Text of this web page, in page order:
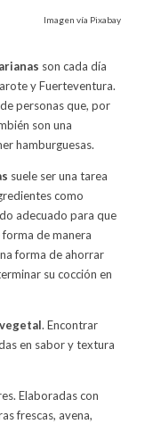
Imagen vía Pixabay
son cada día
y Fuerteventura.
personas que, por
son una
hamburguesas.
suele ser una tarea
como
adecuado para que
de manera
forma de ahorrar
su cocción en
. Encontrar
en sabor y textura
Elaboradas con
frescas, avena,